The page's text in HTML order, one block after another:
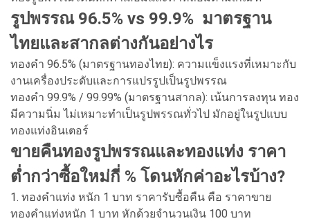
รูปพรรณ 96.5% vs 99.9% มาตรฐาน
ไทยและสากลต่างกันอย่างไร
ทองคำ 96.5% (มาตรฐานทองไทย): ความแข็งแรงที่เหมาะกับ
งานเครื่องประดับและการแปรรูปเป็นรูปพรรณ
ทองคำ 99.9% / 99.99% (มาตรฐานสากล): เน้นการลงทุน ทอง
มีความนิ่ม ไม่เหมาะทำเป็นรูปพรรณทั่วไป มักอยู่ในรูปแบบ
ทองแท่งอินเตอร์
ขายคืนทองรูปพรรณและทองแท่ง ราคา
ต่ำกว่าซื้อใหม่กี่ % โดนหักค่าอะไรบ้าง?
1. ทองคำแท่ง หนัก 1 บาท ราคารับซื้อคืน คือ ราคาขาย
ทองคำแท่งหนัก 1 บาท หักด้วยจำนวนเงิน 100 บาท